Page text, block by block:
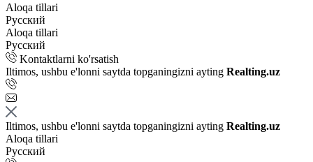
Aloqa tillari
Русский
Aloqa tillari
Русский
Kontaktlarni ko'rsatish
Iltimos, ushbu e'lonni saytda topganingizni ayting Realting.uz
Iltimos, ushbu e'lonni saytda topganingizni ayting Realting.uz
Aloqa tillari
Русский